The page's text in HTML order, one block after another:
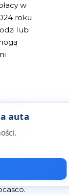
auta
w
roku
lub
opcją